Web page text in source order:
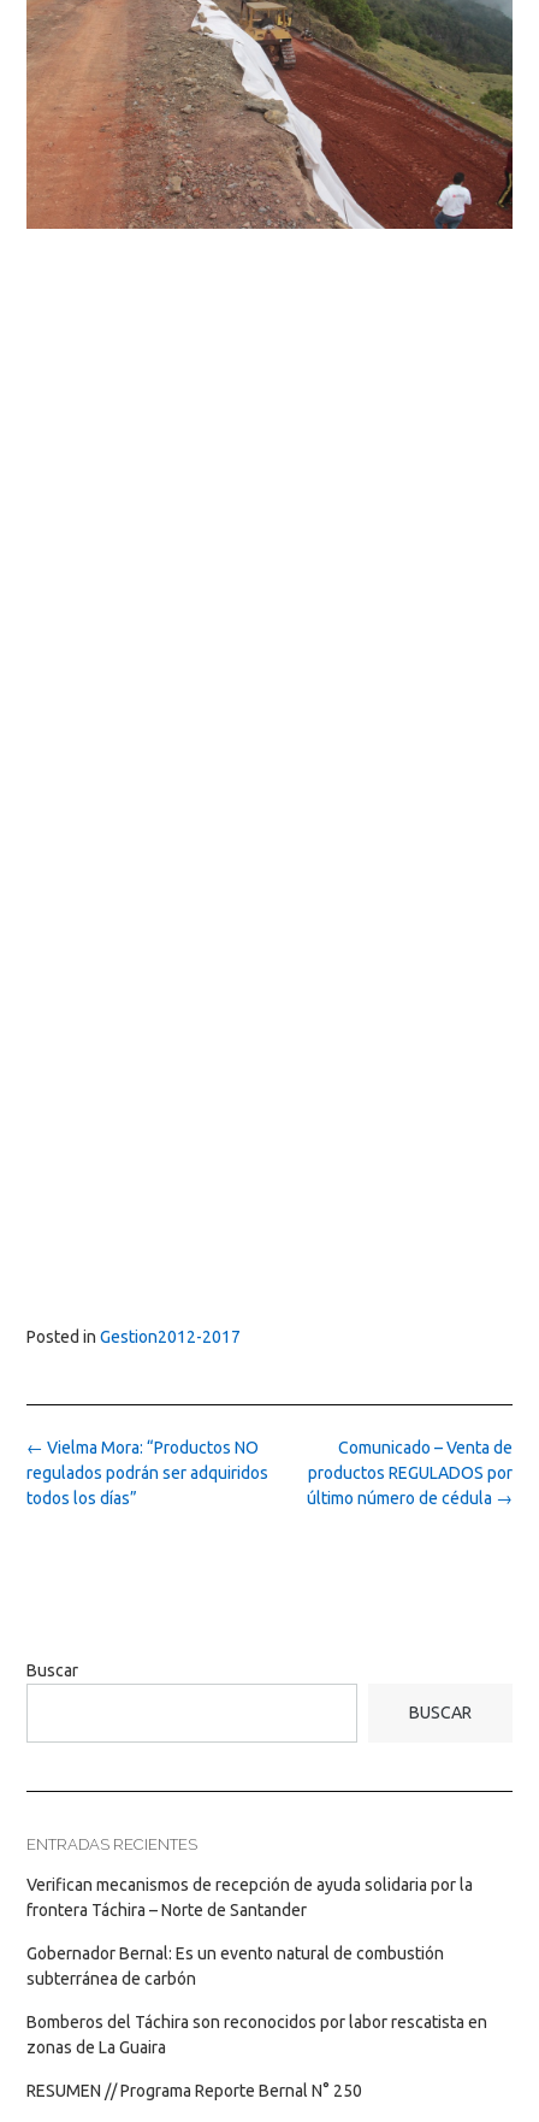
Posted in Gestion2012-2017
Post
navigation
Comunicado – Venta de
productos REGULADOS por
último número de cédula →
← Vielma Mora: “Productos NO
regulados podrán ser adquiridos
todos los días”
Buscar
BUSCAR
ENTRADAS RECIENTES
Verifican mecanismos de recepción de ayuda solidaria por la
frontera Táchira – Norte de Santander
Gobernador Bernal: Es un evento natural de combustión
subterránea de carbón
Bomberos del Táchira son reconocidos por labor rescatista en
zonas de La Guaira
RESUMEN // Programa Reporte Bernal N° 250